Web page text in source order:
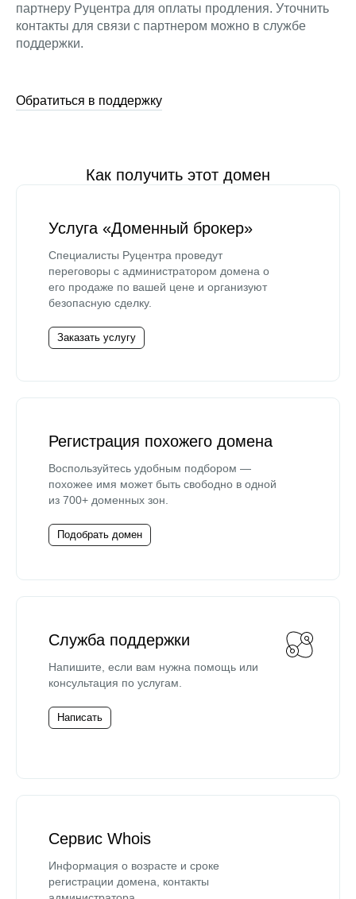
партнеру Руцентра для оплаты продления. Уточнить
контакты для связи с партнером можно в службе
поддержки.
Обратиться в поддержку
Как получить этот домен
Услуга «Доменный брокер»
Специалисты Руцентра проведут
переговоры с администратором домена о
его продаже по вашей цене и организуют
безопасную сделку.
Заказать услугу
Регистрация похожего домена
Воспользуйтесь удобным подбором —
похожее имя может быть свободно в одной
из 700+ доменных зон.
Подобрать домен
Служба поддержки
Напишите, если вам нужна помощь или
консультация по услугам.
Написать
Сервис Whois
Информация о возрасте и сроке
регистрации домена, контакты